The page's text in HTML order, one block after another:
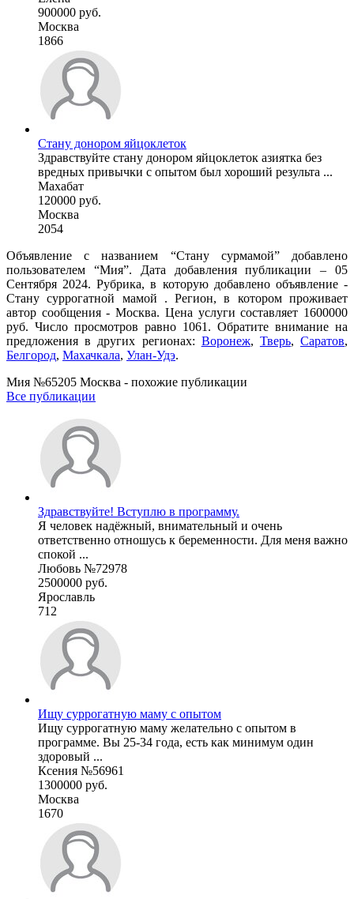
900000 руб.
Москва
1866
Стану донором яйцоклеток
Здравствуйте стану донором яйцоклеток азиятка без
вредных привычки с опытом был хороший результа ...
Махабат
120000 руб.
Москва
2054
Объявление с названием “Стану сурмамой” добавлено
пользователем “Мия”. Дата добавления публикации – 05
Сентября 2024. Рубрика, в которую добавлено объявление -
Cтану суррогатной мамой . Регион, в котором проживает
автор сообщения - Москва. Цена услуги составляет 1600000
руб. Число просмотров равно 1061. Обратите внимание на
предложения в других регионах: Воронеж, Тверь,Саратов,
Белгород, Махачкала, Улан-Удэ.
Мия №65205 Москва - похожие публикации
Все публикации
Здравствуйте! Вступлю в программу.
Я человек надёжный, внимательный и очень
ответственно отношусь к беременности. Для меня важно
спокой ...
Любовь №72978
2500000 руб.
Ярославль
712
Ищу суррогатную маму с опытом
Ищу суррогатную маму желательно с опытом в
программе. Вы 25-34 года, есть как минимум один
здоровый ...
Ксения №56961
1300000 руб.
Москва
1670